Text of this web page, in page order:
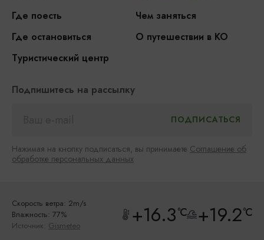
Где поесть
Чем заняться
Где остановиться
О путешествии в КО
Туристический центр
Подпишитесь на рассылку
Нажимая на кнопку подписаться, вы принимаете Соглашение об
обработке персональных данных
Скорость ветра: 2m/s
Влажность: 77%
Источник: Gismeteo +16.3°C +19.2°C